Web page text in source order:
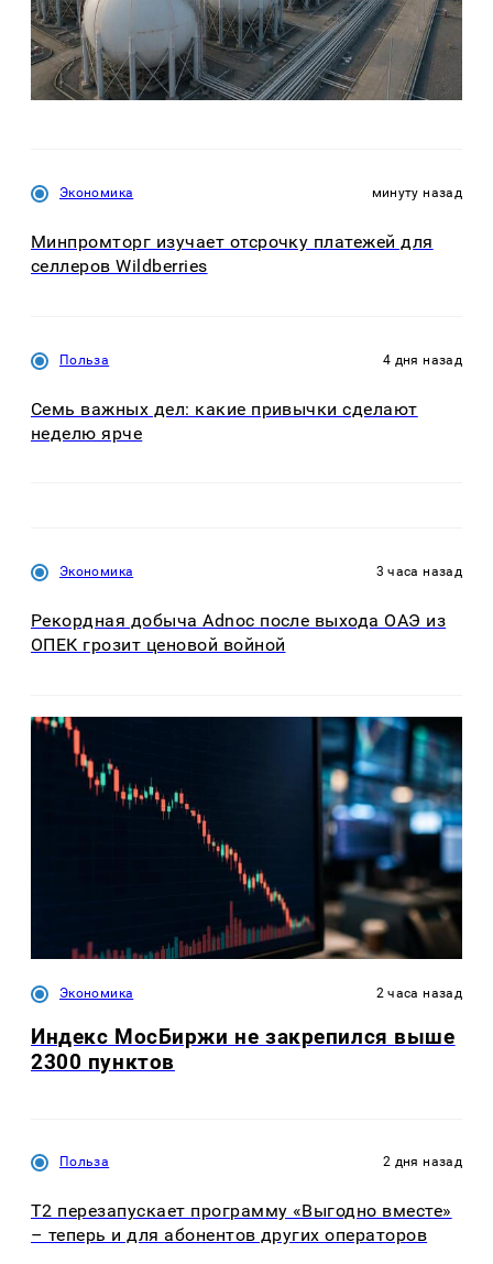
Экономика минуту назад
Минпромторг изучает отсрочку платежей для
селлеров Wildberries
Польза 4 дня назад
Семь важных дел: какие привычки сделают
неделю ярче
Экономика 3 часа назад
Рекордная добыча Adnoc после выхода ОАЭ из
ОПЕК грозит ценовой войной
Экономика 2 часа назад
Индекс МосБиржи не закрепился выше
2300 пунктов
Польза 2 дня назад
Т2 перезапускает программу «Выгодно вместе»
– теперь и для абонентов других операторов